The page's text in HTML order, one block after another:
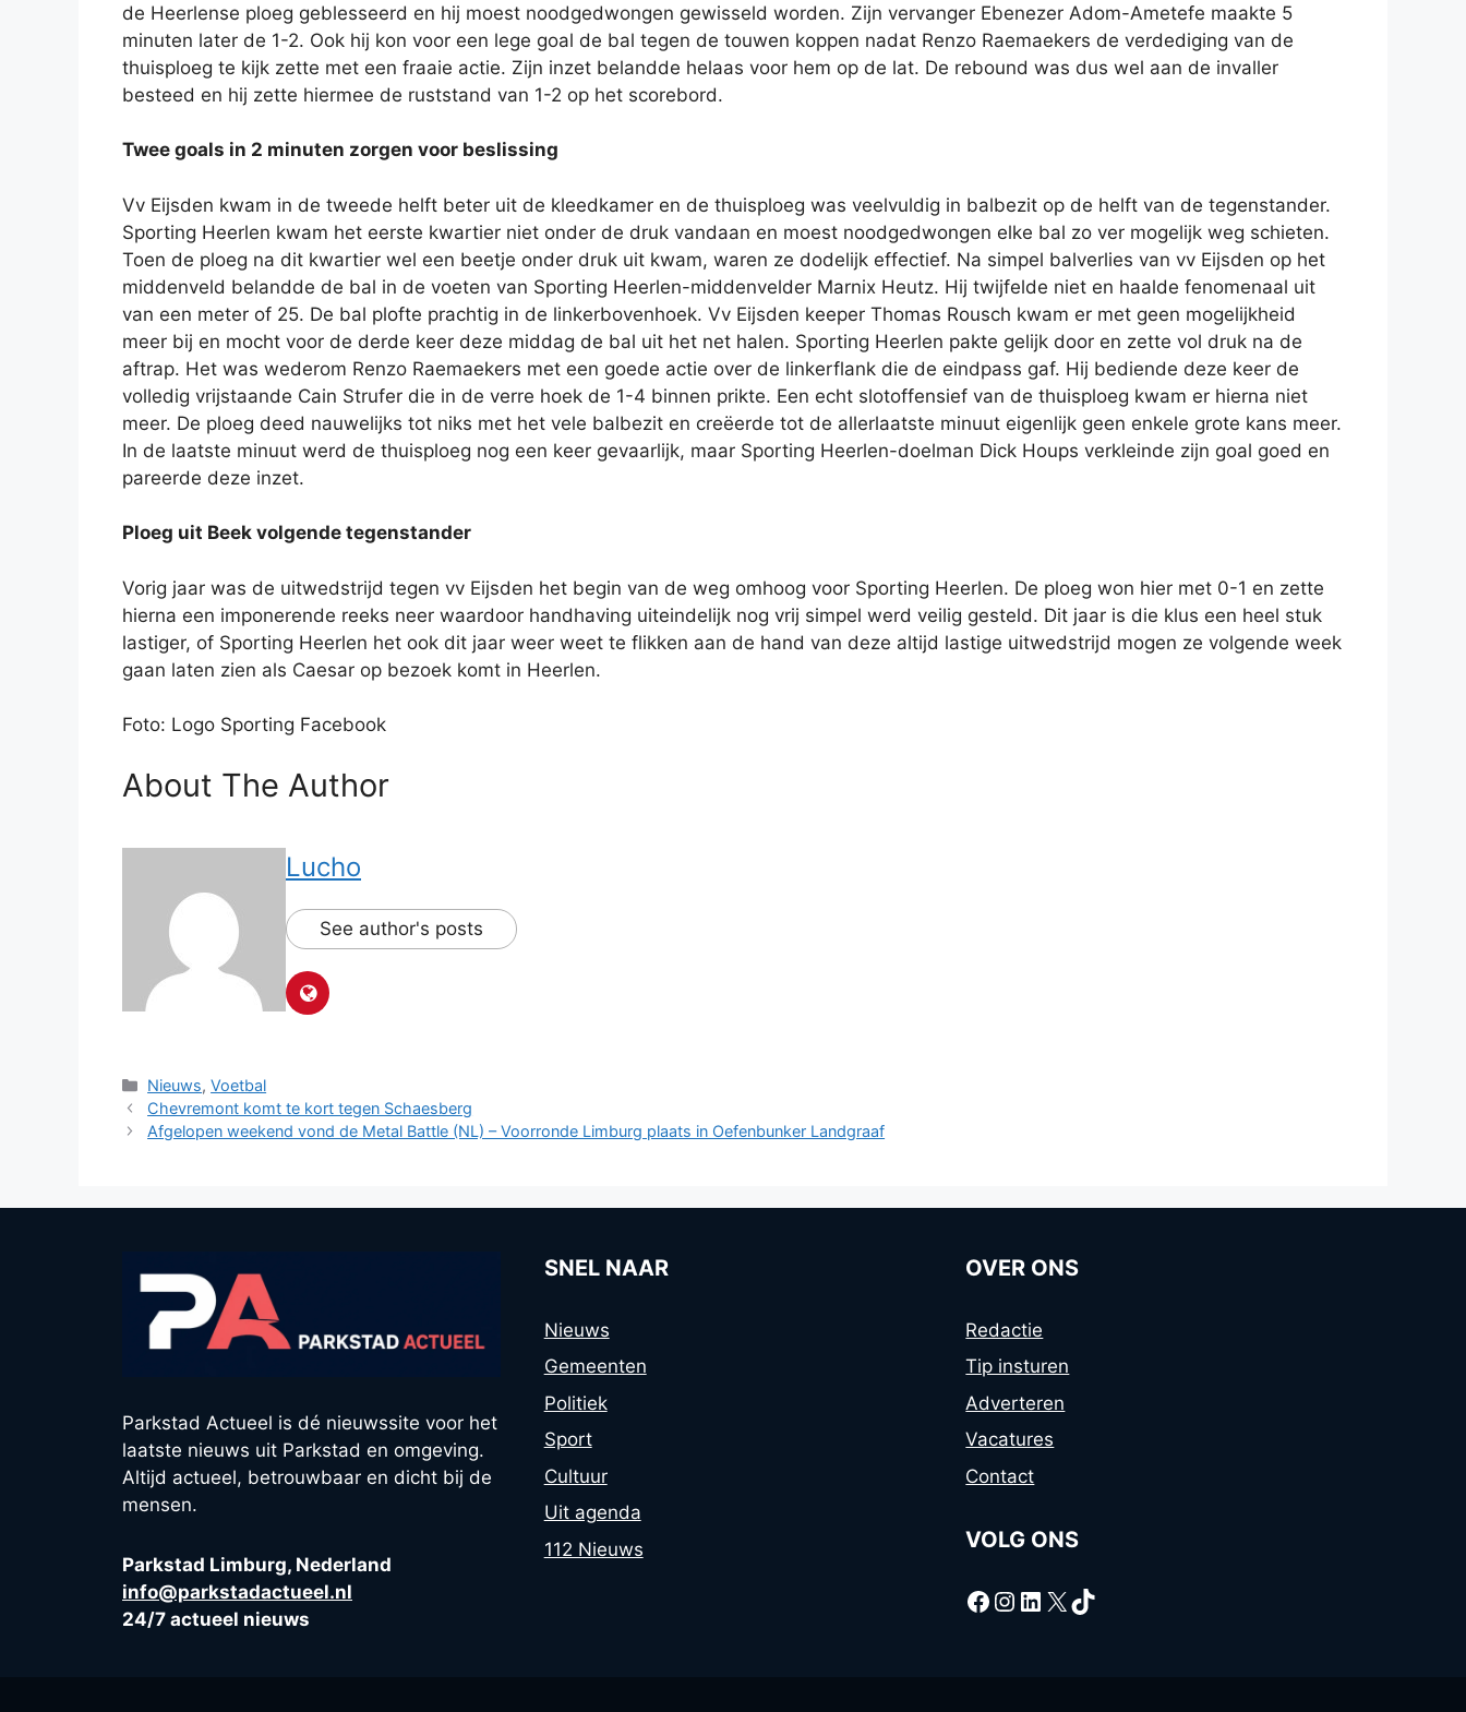
de Heerlense ploeg geblesseerd en hij moest noodgedwongen gewisseld worden. Zijn vervanger Ebenezer Adom-Ametefe maakte 5
minuten later de 1-2. Ook hij kon voor een lege goal de bal tegen de touwen koppen nadat Renzo Raemaekers de verdediging van de
thuisploeg te kijk zette met een fraaie actie. Zijn inzet belandde helaas voor hem op de lat. De rebound was dus wel aan de invaller
besteed en hij zette hiermee de ruststand van 1-2 op het scorebord.
Twee goals in 2 minuten zorgen voor beslissing
Vv Eijsden kwam in de tweede helft beter uit de kleedkamer en de thuisploeg was veelvuldig in balbezit op de helft van de tegenstander.
Sporting Heerlen kwam het eerste kwartier niet onder de druk vandaan en moest noodgedwongen elke bal zo ver mogelijk weg schieten.
Toen de ploeg na dit kwartier wel een beetje onder druk uit kwam, waren ze dodelijk effectief. Na simpel balverlies van vv Eijsden op het
middenveld belandde de bal in de voeten van Sporting Heerlen-middenvelder Marnix Heutz. Hij twijfelde niet en haalde fenomenaal uit
van een meter of 25. De bal plofte prachtig in de linkerbovenhoek. Vv Eijsden keeper Thomas Rousch kwam er met geen mogelijkheid
meer bij en mocht voor de derde keer deze middag de bal uit het net halen. Sporting Heerlen pakte gelijk door en zette vol druk na de
aftrap. Het was wederom Renzo Raemaekers met een goede actie over de linkerflank die de eindpass gaf. Hij bediende deze keer de
volledig vrijstaande Cain Strufer die in de verre hoek de 1-4 binnen prikte. Een echt slotoffensief van de thuisploeg kwam er hierna niet
meer. De ploeg deed nauwelijks tot niks met het vele balbezit en creëerde tot de allerlaatste minuut eigenlijk geen enkele grote kans meer.
In de laatste minuut werd de thuisploeg nog een keer gevaarlijk, maar Sporting Heerlen-doelman Dick Houps verkleinde zijn goal goed en
pareerde deze inzet.
Ploeg uit Beek volgende tegenstander
Vorig jaar was de uitwedstrijd tegen vv Eijsden het begin van de weg omhoog voor Sporting Heerlen. De ploeg won hier met 0-1 en zette
hierna een imponerende reeks neer waardoor handhaving uiteindelijk nog vrij simpel werd veilig gesteld. Dit jaar is die klus een heel stuk
lastiger, of Sporting Heerlen het ook dit jaar weer weet te flikken aan de hand van deze altijd lastige uitwedstrijd mogen ze volgende week
gaan laten zien als Caesar op bezoek komt in Heerlen.
Foto: Logo Sporting Facebook
About The Author
Lucho
See author's posts
Categorieën
Nieuws,Voetbal
Chevremont komt te kort tegen Schaesberg
Afgelopen weekend vond de Metal Battle (NL) – Voorronde Limburg plaats in Oefenbunker Landgraaf
Parkstad Actueel is dé nieuwssite voor het
laatste nieuws uit Parkstad en omgeving.
Altijd actueel, betrouwbaar en dicht bij de
mensen.
Parkstad Limburg, Nederland
info@parkstadactueel.nl
24/7 actueel nieuws
SNEL NAAR
Nieuws
Gemeenten
Politiek
Sport
Cultuur
Uit agenda
112 Nieuws
OVER ONS
Redactie
Tip insturen
Adverteren
Vacatures
Contact
VOLG ONS
Facebook
Instagram
LinkedIn
X TikTok